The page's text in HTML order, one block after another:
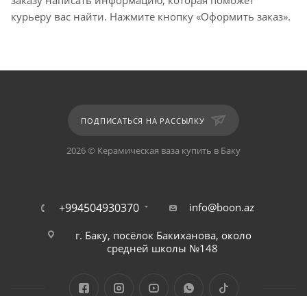
курьеру вас найти. Нажмите кнопку «Оформить заказ».
ПОДПИСАТЬСЯ НА РАССЫЛКУ
2026 © Керамическая ваза купить в Баку
+994504930370 info@boon.az
г. Баку, посёлок Бакиханова, около
средней школы №148